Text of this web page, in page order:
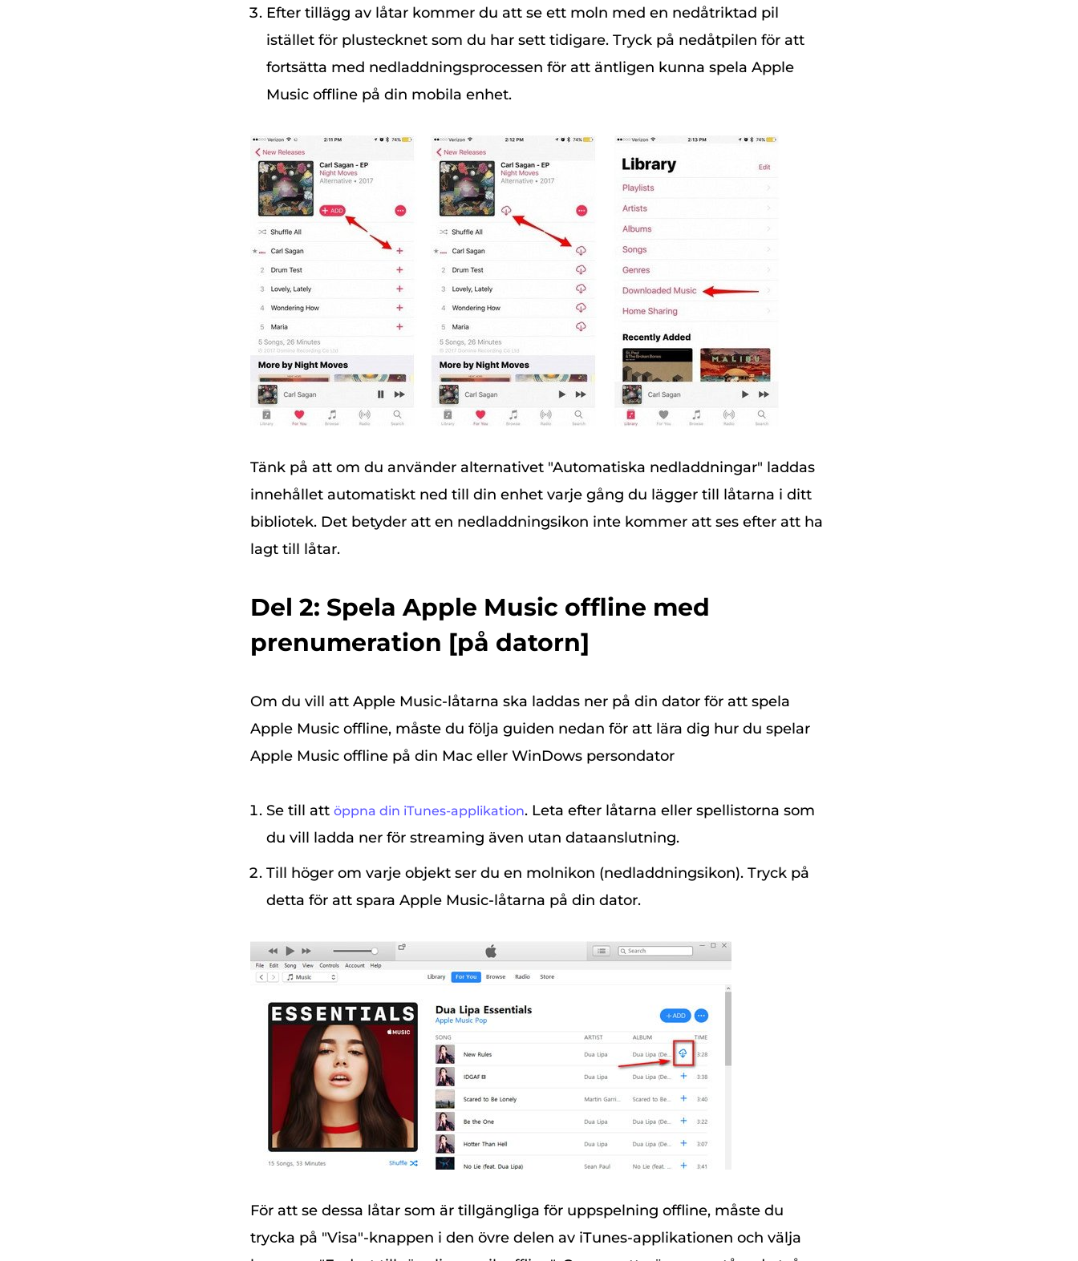
Efter tillägg av låtar kommer du att se ett moln med en nedåtriktad pil
istället för plustecknet som du har sett tidigare. Tryck på nedåtpilen för att
fortsätta med nedladdningsprocessen för att äntligen kunna spela Apple
Music offline på din mobila enhet.
Tänk på att om du använder alternativet "Automatiska nedladdningar" laddas
innehållet automatiskt ned till din enhet varje gång du lägger till låtarna i ditt
bibliotek. Det betyder att en nedladdningsikon inte kommer att ses efter att ha
lagt till låtar.
Del 2: Spela Apple Music offline med
prenumeration [på datorn]
Om du vill att Apple Music-låtarna ska laddas ner på din dator för att spela
Apple Music offline, måste du följa guiden nedan för att lära dig hur du spelar
Apple Music offline på din Mac eller WinDows persondator
Se till att öppna din iTunes-applikation. Leta efter låtarna eller spellistorna som
du vill ladda ner för streaming även utan dataanslutning.
Till höger om varje objekt ser du en molnikon (nedladdningsikon). Tryck på
detta för att spara Apple Music-låtarna på din dator.
För att se dessa låtar som är tillgängliga för uppspelning offline, måste du
trycka på "Visa"-knappen i den övre delen av iTunes-applikationen och välja